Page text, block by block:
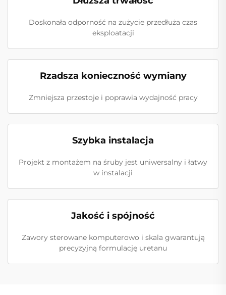
Doskonała odporność na zużycie przedłuża czas
eksploatacji
Rzadsza konieczność wymiany
Zmniejsza przestoje i poprawia wydajność pracy
Szybka instalacja
Projekt z montażem na śruby jest uniwersalny i łatwy
w instalacji
Jakość i spójność
Zawory sterowane komputerowo i skala gwarantują
precyzyjną formulację uretanu